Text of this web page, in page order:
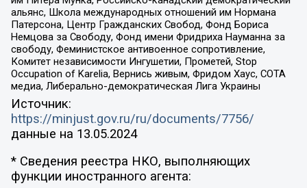
альянс, Школа международных отношений им Нормана
Патерсона, Центр Гражданских Свобод, Фонд Бориса
Немцова за Свободу, Фонд имени Фридриха Науманна за
свободу, Феминистское антивоенное сопротивление,
Комитет независимости Ингушетии, Прометей, Stop
Occupation of Karelia, Вернись живым, Фридом Хаус, СОТА
медиа, Либерально-демократическая Лига Украины
Источник:
https://minjust.gov.ru/ru/documents/7756/
данные на 13.05.2024
* Сведения реестра НКО, выполняющих
функции иностранного агента: